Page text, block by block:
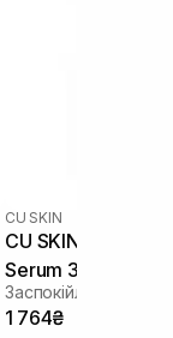
CU SKIN
CU SKIN Clean-
Serum 30 мл
Заспокійлива
1 764₴